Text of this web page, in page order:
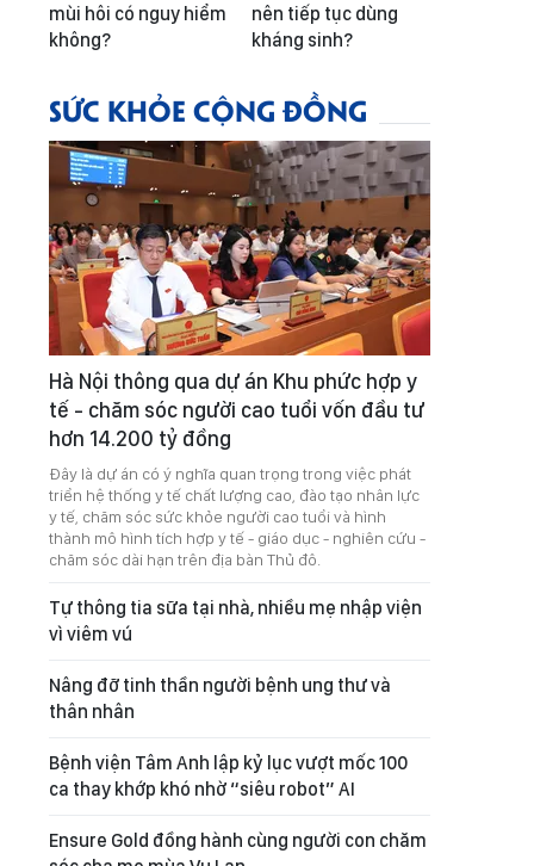
mùi hôi có nguy hiểm
không?
nên tiếp tục dùng
kháng sinh?
SỨC KHỎE CỘNG ĐỒNG
Hà Nội thông qua dự án Khu phức hợp y
tế - chăm sóc người cao tuổi vốn đầu tư
hơn 14.200 tỷ đồng
Đây là dự án có ý nghĩa quan trọng trong việc phát
triển hệ thống y tế chất lượng cao, đào tạo nhân lực
y tế, chăm sóc sức khỏe người cao tuổi và hình
thành mô hình tích hợp y tế - giáo dục - nghiên cứu -
chăm sóc dài hạn trên địa bàn Thủ đô.
Tự thông tia sữa tại nhà, nhiều mẹ nhập viện
vì viêm vú
Nâng đỡ tinh thần người bệnh ung thư và
thân nhân
Bệnh viện Tâm Anh lập kỷ lục vượt mốc 100
ca thay khớp khó nhờ “siêu robot” AI
Ensure Gold đồng hành cùng người con chăm